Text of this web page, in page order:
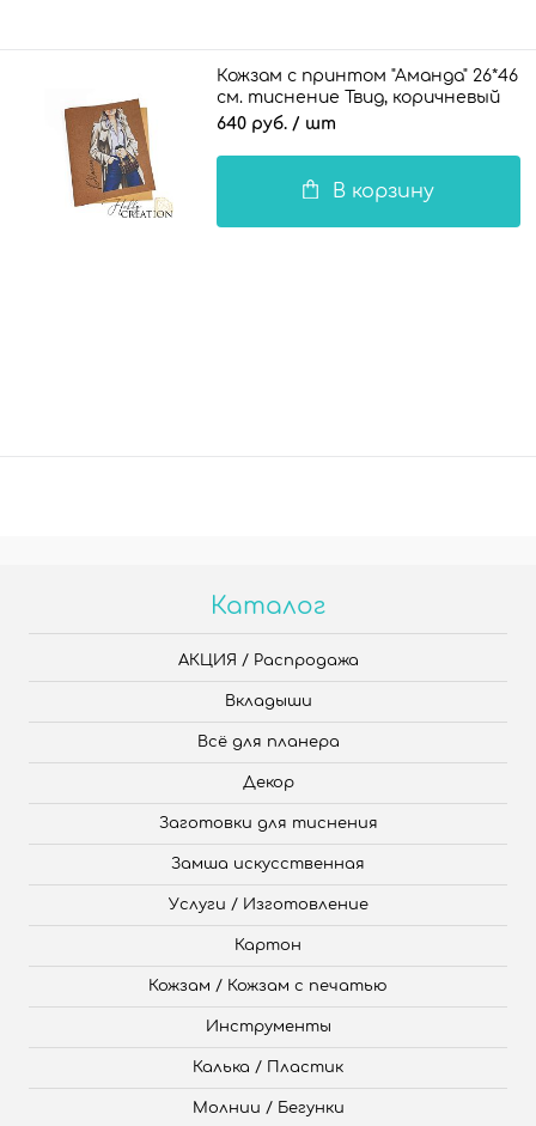
Кожзам с принтом "Аманда" 26*46
см. тиснение Твид, коричневый
640 руб. / шт
В корзину
Каталог
АКЦИЯ / Распродажа
Вкладыши
Всё для планера
Декор
Заготовки для тиснения
Замша искусственная
Услуги / Изготовление
Картон
Кожзам / Кожзам с печатью
Инструменты
Калька / Пластик
Молнии / Бегунки